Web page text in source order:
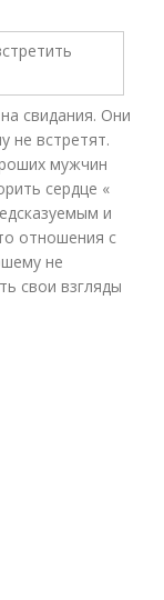
свидания. Они
не встретят.
мужчин
сердце «
и
отношения с
не
свои взгляды